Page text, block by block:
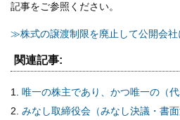
記事をご参照ください。
≫株式の譲渡制限を廃止して公開会
関連記事:
唯一の株主であり、かつ唯一の（
みなし取締役会（みなし決議・書